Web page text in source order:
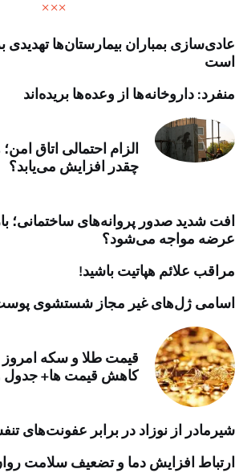
عادی‌سازی بمباران بیمارستان‌ها
است
منفرد: داروخانه‌ها از وعده‌ها بریده‌اند
الزام احتمالی اتاق
چقدر افزایش می‌یابد؟
افت شدید صدور پروانه‌های ساختمانی؛
عرضه مواجه می‌شود؟
مراقب علائم هپاتیت باشید!
اسامی ژل‌های غیر مجاز شستشوی
کاهش قیمت ها+ جدول
شیرمادر از نوزاد در برابر عفونت‌های
ارتباط افزایش دما و تضعیف سلامت